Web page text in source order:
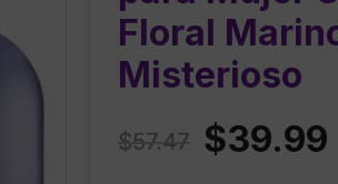
Floral
Misterioso
$57.47 Original
$39.99